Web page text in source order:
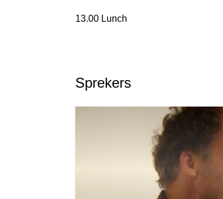
13.00 Lunch
Sprekers